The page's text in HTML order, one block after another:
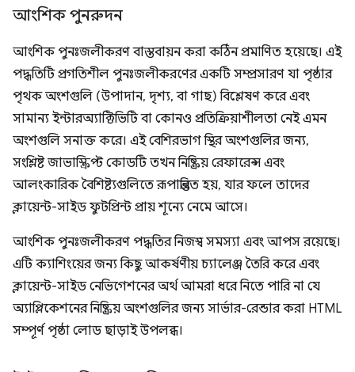
আংশিক পুনরুদন
আংশিক পুনঃজলীকরণ বাস্তবায়ন করা কঠিন প্রমাণিত হয়েছে। এই
পদ্ধতিটি প্রগতিশীল পুনঃজলীকরণের একটি সম্প্রসারণ যা পৃষ্ঠার
পৃথক অংশগুলি (উপাদান, দৃশ্য, বা গাছ) বিশ্লেষণ করে এবং
সামান্য ইন্টারঅ্যাক্টিভিটি বা কোনও প্রতিক্রিয়াশীলতা নেই এমন
অংশগুলি সনাক্ত করে। এই বেশিরভাগ স্থির অংশগুলির জন্য,
সংশ্লিষ্ট জাভাস্ক্রিপ্ট কোডটি তখন নিষ্ক্রিয় রেফারেন্স এবং
আলংকারিক বৈশিষ্ট্যগুলিতে রূপান্তরিত হয়, যার ফলে তাদের
ক্লায়েন্ট-সাইড ফুটপ্রিন্ট প্রায় শূন্যে নেমে আসে।
আংশিক পুনঃজলীকরণ পদ্ধতির নিজস্ব সমস্যা এবং আপস রয়েছে।
এটি ক্যাশিংয়ের জন্য কিছু আকর্ষণীয় চ্যালেঞ্জ তৈরি করে এবং
ক্লায়েন্ট-সাইড নেভিগেশনের অর্থ আমরা ধরে নিতে পারি না যে
অ্যাপ্লিকেশনের নিষ্ক্রিয় অংশগুলির জন্য সার্ভার-রেন্ডার করা HTML
সম্পূর্ণ পৃষ্ঠা লোড ছাড়াই উপলব্ধ।